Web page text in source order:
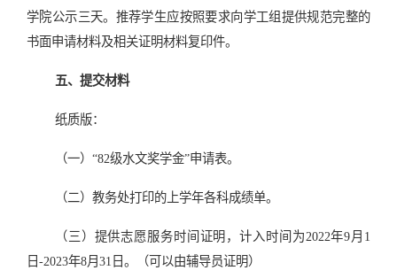
学院公示三天。推荐学生应按照要求向学工组提供规范完整的
书面申请材料及相关证明材料复印件。
五、提交材料
纸质版：
（一）“82级水文奖学金”申请表。
（二）教务处打印的上学年各科成绩单。
（三）提供志愿服务时间证明，计入时间为2022年9月1
日-2023年8月31日。（可以由辅导员证明）